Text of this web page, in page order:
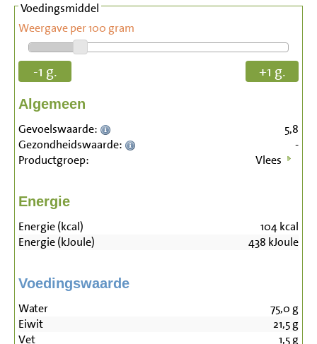
Voedingsmiddel
Weergave per 100 gram
-1 g. +1 g.
Algemeen
Gevoelswaarde:
5,8
Gezondheidswaarde:
-
Productgroep:
Vlees
Energie
Energie (kcal) 104kcal
Energie (kJoule)
438 kJoule
Voedingswaarde
Water 75,0 g
Eiwit
21,5g
Vet
1,5g